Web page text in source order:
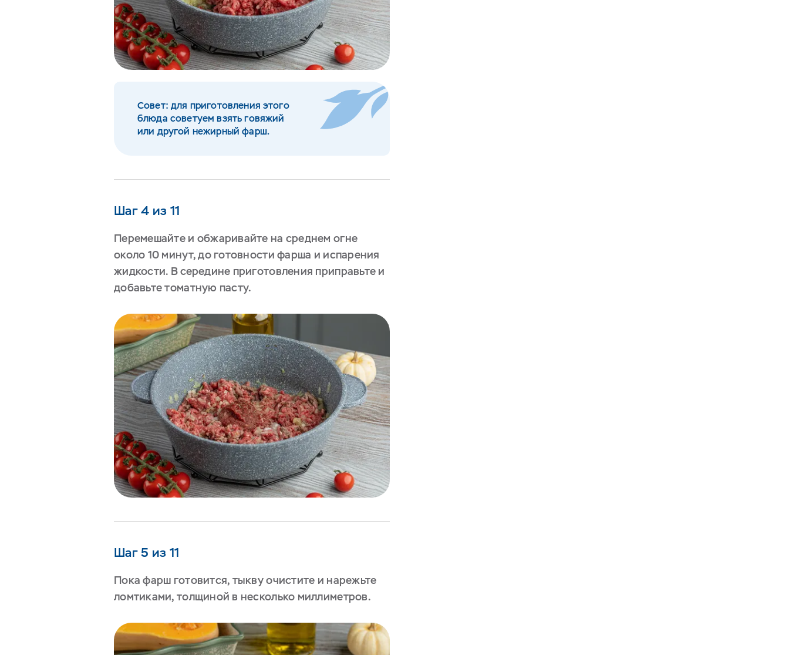
Совет: для приготовления этого
блюда советуем взять говяжий
или другой нежирный фарш.
Шаг 4 из 11
Перемешайте и обжаривайте на среднем огне
около 10 минут, до готовности фарша и испарения
жидкости. В середине приготовления приправьте и
добавьте томатную пасту.
Шаг 5 из 11
Пока фарш готовится, тыкву очистите и нарежьте
ломтиками, толщиной в несколько миллиметров.